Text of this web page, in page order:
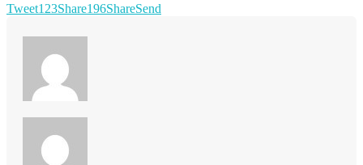
Tweet123Share196ShareSend